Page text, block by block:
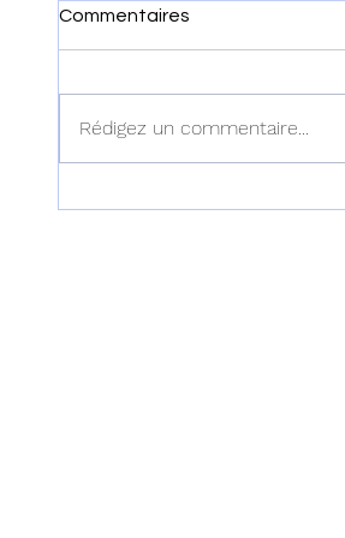
l'Argentine, au sommet du
Commentaires
Rédigez un commentaire...